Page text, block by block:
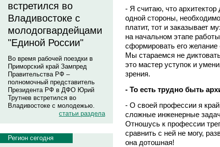
встретился во
Владивостоке с
молодогвардейцами
"Единой России"
Во время рабочей поездки в
Приморский край Зампред
Правительства РФ –
полномочный представитель
Президента РФ в ДФО Юрий
Трутнев встретился во
Владивостоке с молодежью.
статьи раздела
Регион сегодня
- Я считаю, что
одной стороны,
платит, тот и заказывает
на начальном этапе
сформировать его
Мы стараемся не
это мастер уступок и
зрения.
- То есть трудно быть
- О своей профессии я
сложные инженерные
Отношусь к профессии
сравнить с ней не могу,
она дотошная!